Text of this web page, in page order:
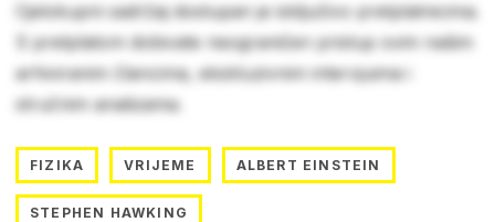
Cjelokupni sadržaj dostupan je isključivo pretplatnicima.
S pretplatom dobivate neograničen pristup svim našim
arhiviranim člancima, ekskluzivnim intervjuima i
stručnim analizama.
FIZIKA VRIJEME ALBERT EINSTEIN
STEPHEN HAWKING